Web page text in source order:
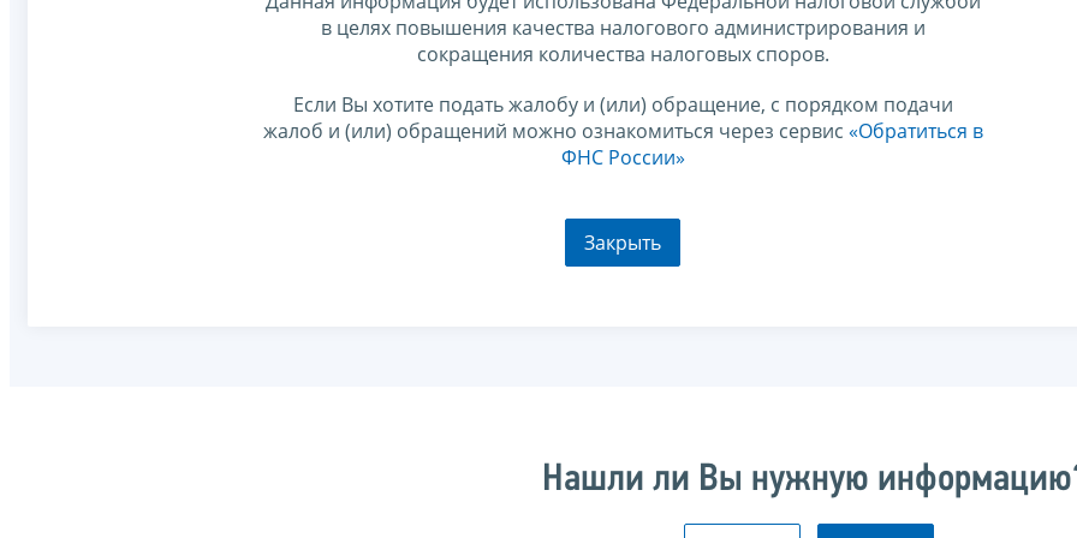
в целях повышения качества налогового администрирования и
сокращения количества налоговых споров.
Если Вы хотите подать жалобу и (или) обращение, с порядком подачи
жалоб и (или) обращений можно ознакомиться через сервис «Обратиться в
ФНС России»
Закрыть
Нашли ли Вы нужную